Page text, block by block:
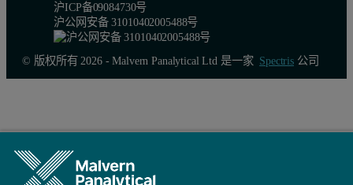
沪ICP备09084730号
沪公网安备 31010402005488号
© 版权所有 2026 - Malvern Panalytical Ltd 是一家 Spectris公司